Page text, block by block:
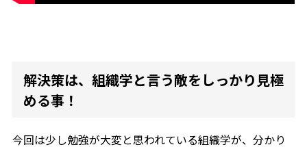
解決策は、組織学と言う敵をしっかり見極
める事！
今回は少し勉強が大変と思われている組織学が、分かり